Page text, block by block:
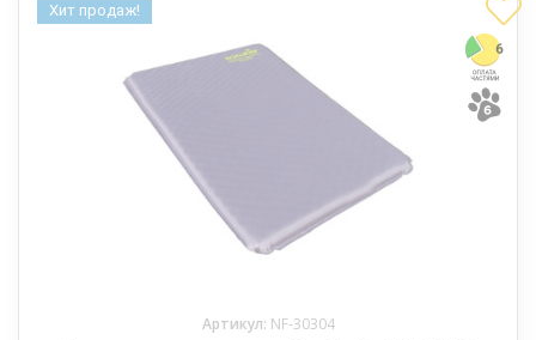
Хит продаж!
Артикул: NF-30304